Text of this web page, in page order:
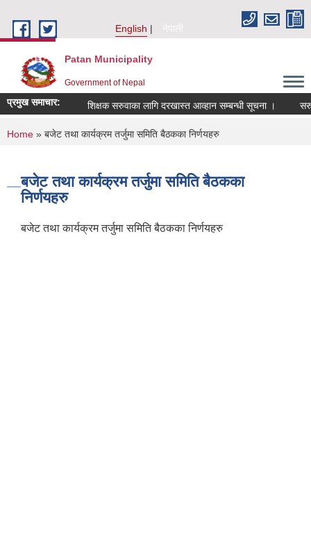
English
नेपाली
Patan Municipality
Government of Nepal
प्रमुख समाचार: शिक्षक सरुवाका लागि दरखास्त आव्हान सम्बन्धी सूचना । सरुवा
You are here
Home » बजेट तथा कार्यक्रम तर्जुमा समिति बैठकका निर्णयहरु
बजेट तथा कार्यक्रम तर्जुमा समिति बैठकका
निर्णयहरु
बजेट तथा कार्यक्रम तर्जुमा समिति बैठकका निर्णयहरु